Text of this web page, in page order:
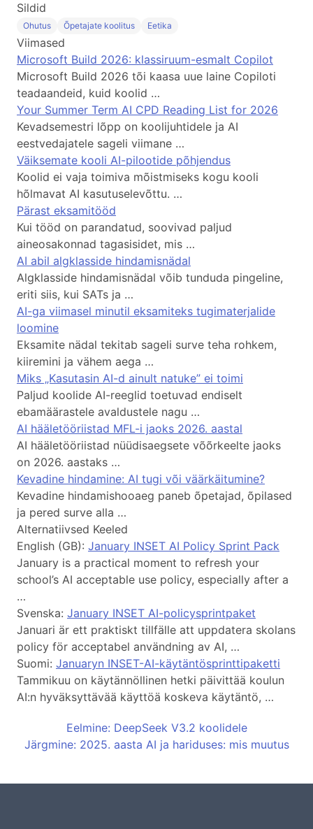
Sildid
Ohutus Õpetajate koolitus Eetika
Viimased
Microsoft Build 2026: klassiruum-esmalt Copilot
Microsoft Build 2026 tõi kaasa uue laine Copiloti
teadaandeid, kuid koolid …
Your Summer Term AI CPD Reading List for 2026
Kevadsemestri lõpp on koolijuhtidele ja AI
eestvedajatele sageli viimane …
Väiksemate kooli AI-pilootide põhjendus
Koolid ei vaja toimiva mõistmiseks kogu kooli
hõlmavat AI kasutuselevõttu. …
Pärast eksamitööd
Kui tööd on parandatud, soovivad paljud
aineosakonnad tagasisidet, mis …
AI abil algklasside hindamisnädal
Algklasside hindamisnädal võib tunduda pingeline,
eriti siis, kui SATs ja …
AI-ga viimasel minutil eksamiteks tugimaterjalide
loomine
Eksamite nädal tekitab sageli surve teha rohkem,
kiiremini ja vähem aega …
Miks „Kasutasin AI-d ainult natuke” ei toimi
Paljud koolide AI-reeglid toetuvad endiselt
ebamäärastele avaldustele nagu …
AI hääletööriistad MFL-i jaoks 2026. aastal
AI hääletööriistad nüüdisaegsete võõrkeelte jaoks
on 2026. aastaks …
Kevadine hindamine: AI tugi või väärkäitumine?
Kevadine hindamishooaeg paneb õpetajad, õpilased
ja pered surve alla …
Alternatiivsed Keeled
English (GB): January INSET AI Policy Sprint Pack
January is a practical moment to refresh your
school’s AI acceptable use policy, especially after a
…
Svenska: January INSET AI-policysprintpaket
Januari är ett praktiskt tillfälle att uppdatera skolans
policy för acceptabel användning av AI, …
Suomi: Januaryn INSET-AI-käytäntösprinttipaketti
Tammikuu on käytännöllinen hetki päivittää koulun
AI:n hyväksyttävää käyttöä koskeva käytäntö, …
Eelmine: DeepSeek V3.2 koolidele
Järgmine: 2025. aasta AI ja hariduses: mis muutus